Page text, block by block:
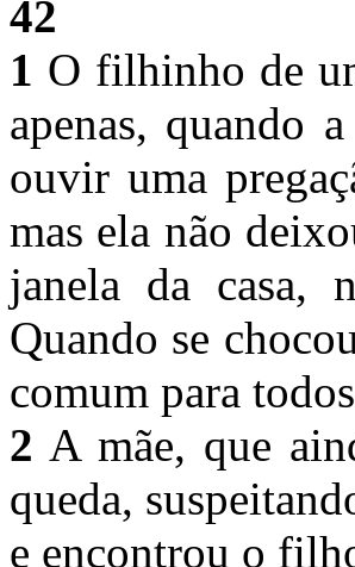
42
1 O filhinho de
apenas, quando
ouvir uma
mas ela não
janela da casa,
Quando se
comum para
2 A mãe, que
queda,
e encontrou o